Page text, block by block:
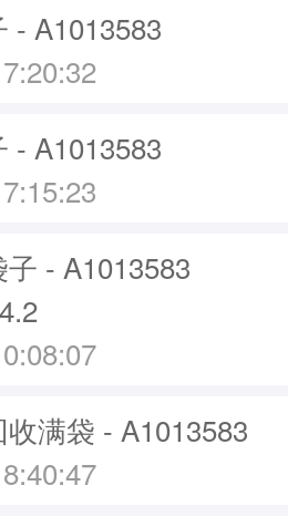
- A1013583
- A1013583
- A1013583
满袋 - A1013583